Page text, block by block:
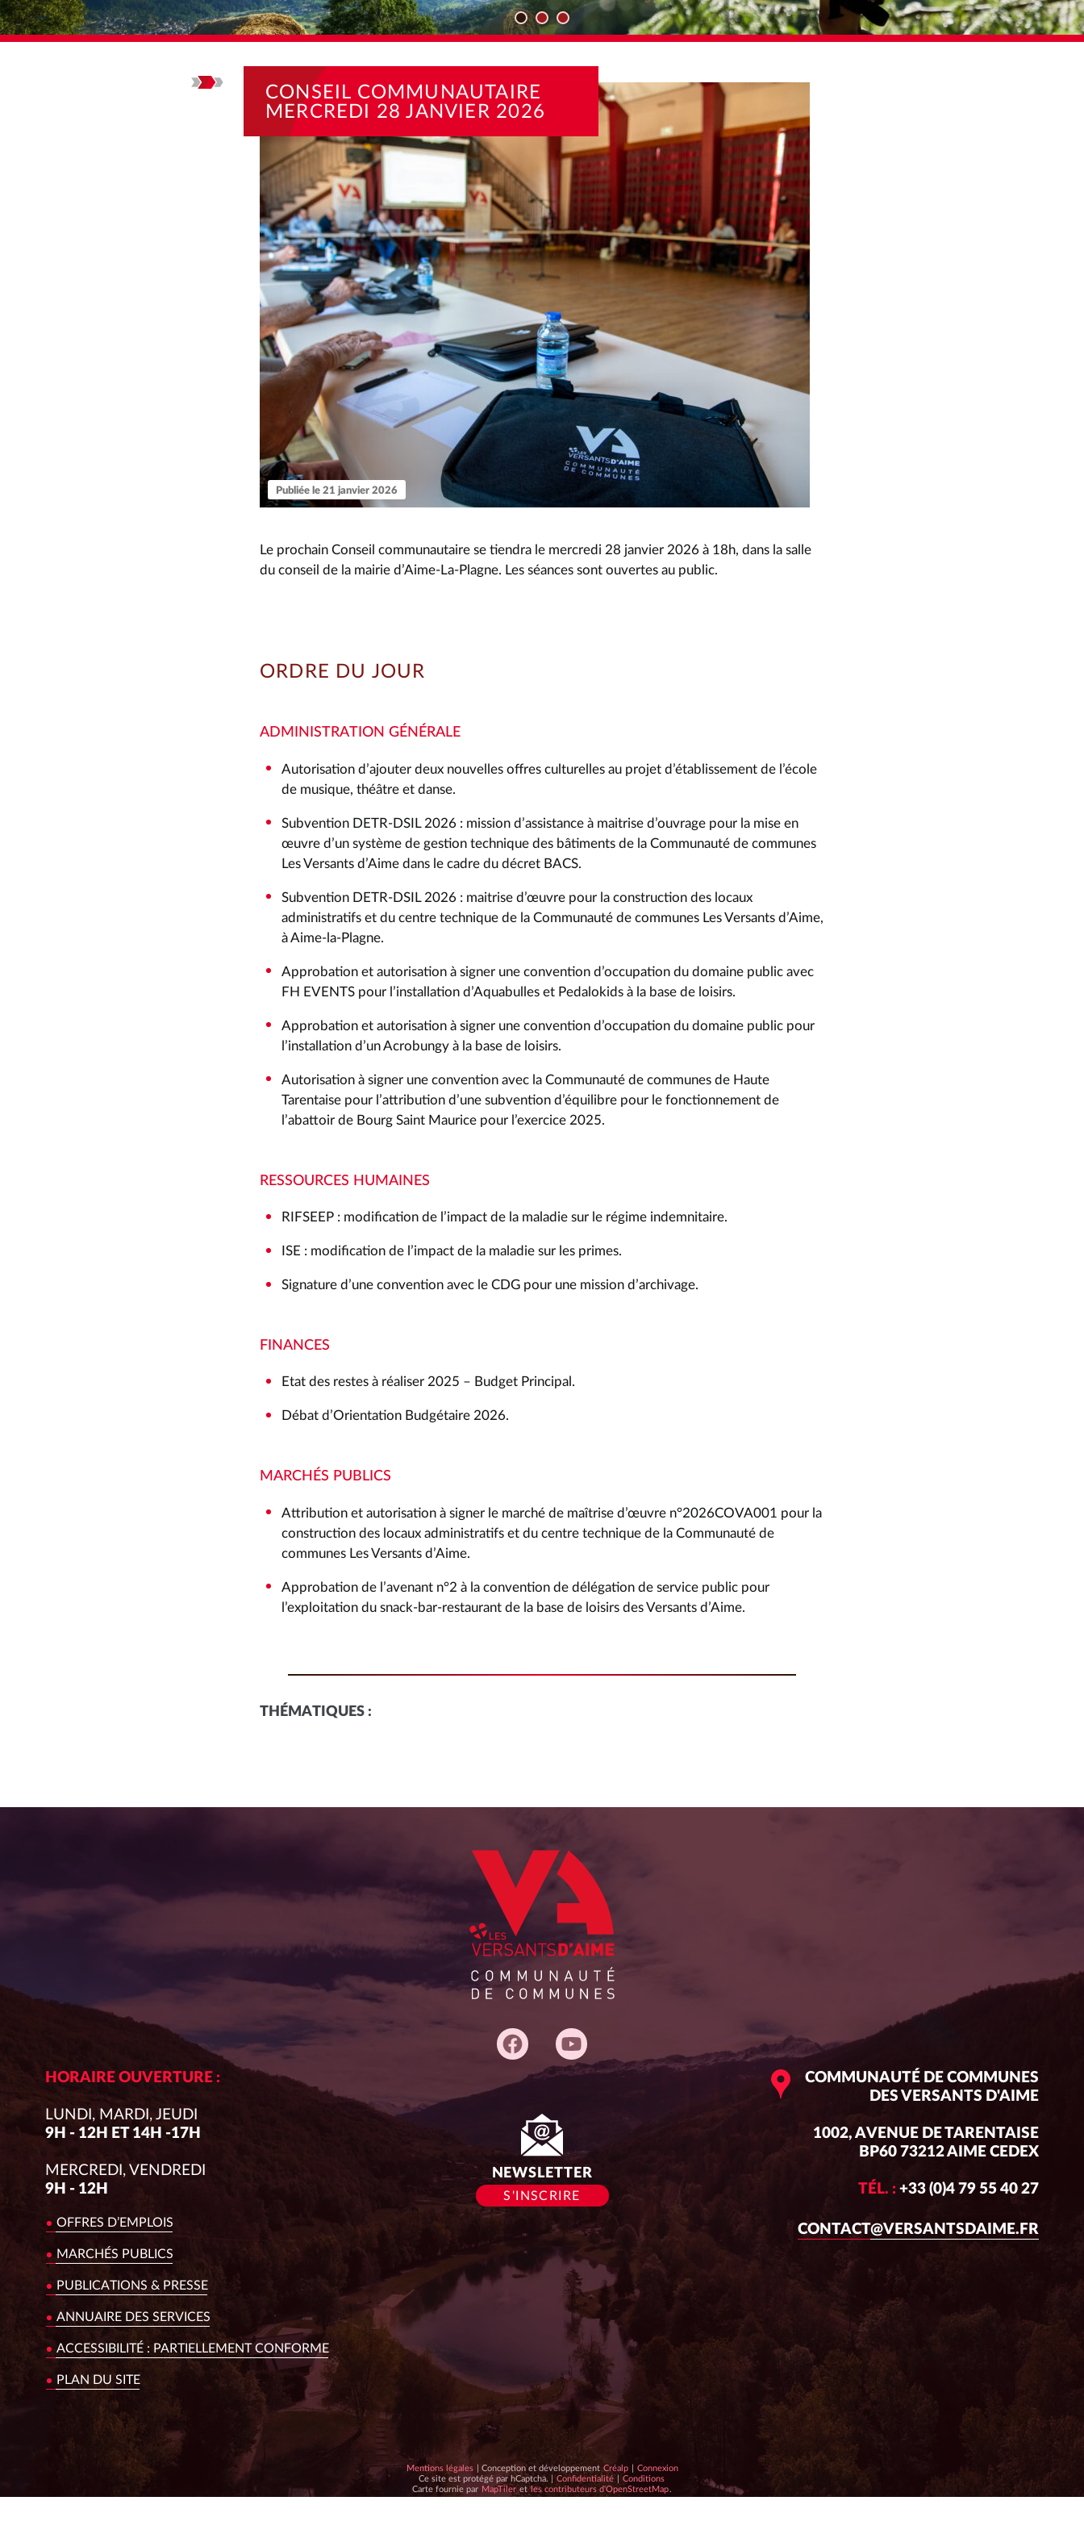
CONSEIL COMMUNAUTAIRE
MERCREDI 28 JANVIER 2026
Publiée le 21 janvier 2026
Le prochain Conseil communautaire se tiendra le mercredi 28 janvier 2026 à 18h, dans la salle
du conseil de la mairie d’Aime-La-Plagne. Les séances sont ouvertes au public.
ORDRE DU JOUR
ADMINISTRATION GÉNÉRALE
Autorisation d’ajouter deux nouvelles offres culturelles au projet d’établissement de l’école
de musique, théâtre et danse.
Subvention DETR-DSIL 2026 : mission d’assistance à maitrise d’ouvrage pour la mise en
œuvre d’un système de gestion technique des bâtiments de la Communauté de communes
Les Versants d’Aime dans le cadre du décret BACS.
Subvention DETR-DSIL 2026 : maitrise d’œuvre pour la construction des locaux
administratifs et du centre technique de la Communauté de communes Les Versants d’Aime,
à Aime-la-Plagne.
Approbation et autorisation à signer une convention d’occupation du domaine public avec
FH EVENTS pour l’installation d’Aquabulles et Pedalokids à la base de loisirs.
Approbation et autorisation à signer une convention d’occupation du domaine public pour
l’installation d’un Acrobungy à la base de loisirs.
Autorisation à signer une convention avec la Communauté de communes de Haute
Tarentaise pour l’attribution d’une subvention d’équilibre pour le fonctionnement de
l’abattoir de Bourg Saint Maurice pour l’exercice 2025.
RESSOURCES HUMAINES
RIFSEEP : modification de l’impact de la maladie sur le régime indemnitaire.
ISE : modification de l’impact de la maladie sur les primes.
Signature d’une convention avec le CDG pour une mission d’archivage.
FINANCES
Etat des restes à réaliser 2025 – Budget Principal.
Débat d’Orientation Budgétaire 2026.
MARCHÉS PUBLICS
Attribution et autorisation à signer le marché de maîtrise d’œuvre n°2026COVA001 pour la
construction des locaux administratifs et du centre technique de la Communauté de
communes Les Versants d’Aime.
Approbation de l’avenant n°2 à la convention de délégation de service public pour
l’exploitation du snack-bar-restaurant de la base de loisirs des Versants d’Aime.
THÉMATIQUES :
HORAIRE OUVERTURE :
LUNDI, MARDI, JEUDI
9H - 12H ET 14H -17H
MERCREDI, VENDREDI
9H - 12H
OFFRES D’EMPLOIS
MARCHÉS PUBLICS
PUBLICATIONS & PRESSE
ANNUAIRE DES SERVICES
ACCESSIBILITÉ : PARTIELLEMENT CONFORME
PLAN DU SITE
NEWSLETTER
S'INSCRIRE
siège :
COMMUNAUTÉ DE COMMUNES
DES VERSANTS D'AIME
1002, AVENUE DE TARENTAISE
BP60 73212 AIME CEDEX
TÉL. : +33 (0)4 79 55 40 27
CONTACT@VERSANTSDAIME.FR
Mentions légales | Conception et développementConception
et
développement
Créalp
Connexion
Ce site est protégé par hCaptcha. | hCaptcha
:
Confidentialité | hCaptcha
:
Conditions
Carte fournie par Carte
créée
MapTileretDonnées
fournies
les contributeurs d'OpenStreetMap.